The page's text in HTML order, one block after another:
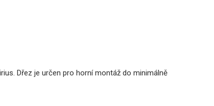
Dřez je určen pro horní montáž do minimálně